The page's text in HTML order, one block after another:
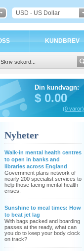
USD - US Dollar
KUNDBREV
Din kundvagn:
$ 0.00
(0 varor)
Nyheter
Walk-in mental health centres
to open in banks and
libraries across England
Government plans network of
nearly 200 specialist services to
help those facing mental health
crises.
Sunshine to meal times: How
to beat jet lag
With bags packed and boarding
passes at the ready, what can
you do to keep your body clock
on track?